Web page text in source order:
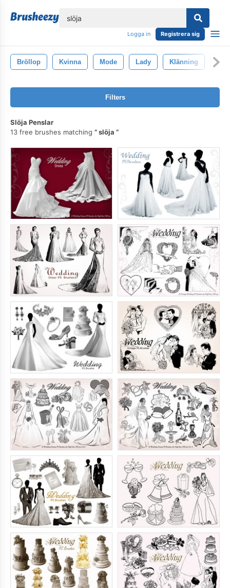
Logga in Registrera sig
Bröllop Kvinna Mode Lady Klänning Stil
Filters
Slöja Penslar
13 free brushes matching
slöja